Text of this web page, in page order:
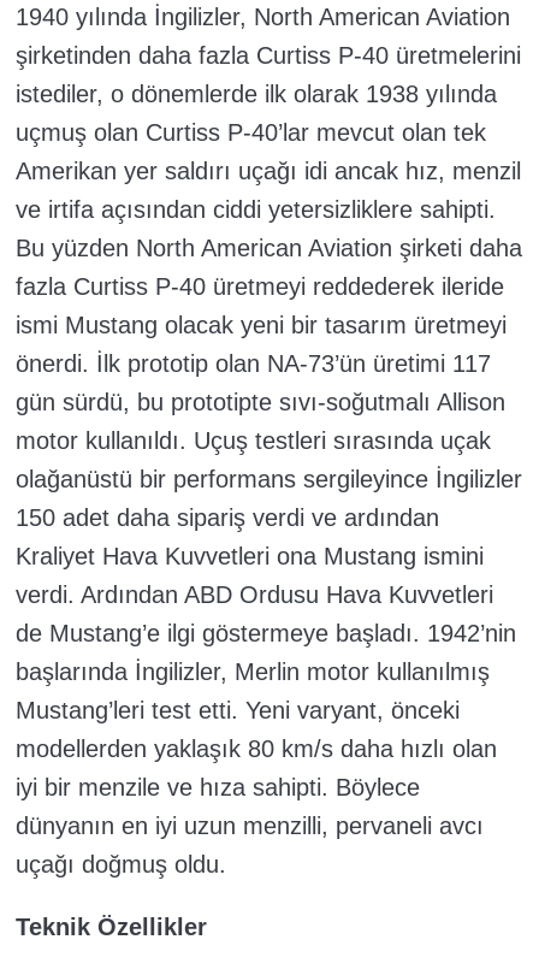
1940 yılında İngilizler, North American Aviation
şirketinden daha fazla Curtiss P-40 üretmelerini
istediler, o dönemlerde ilk olarak 1938 yılında
uçmuş olan Curtiss P-40’lar mevcut olan tek
Amerikan yer saldırı uçağı idi ancak hız, menzil
ve irtifa açısından ciddi yetersizliklere sahipti.
Bu yüzden North American Aviation şirketi daha
fazla Curtiss P-40 üretmeyi reddederek ileride
ismi Mustang olacak yeni bir tasarım üretmeyi
önerdi. İlk prototip olan NA-73’ün üretimi 117
gün sürdü, bu prototipte sıvı-soğutmalı Allison
motor kullanıldı. Uçuş testleri sırasında uçak
olağanüstü bir performans sergileyince İngilizler
150 adet daha sipariş verdi ve ardından
Kraliyet Hava Kuvvetleri ona Mustang ismini
verdi. Ardından ABD Ordusu Hava Kuvvetleri
de Mustang’e ilgi göstermeye başladı. 1942’nin
başlarında İngilizler, Merlin motor kullanılmış
Mustang’leri test etti. Yeni varyant, önceki
modellerden yaklaşık 80 km/s daha hızlı olan
iyi bir menzile ve hıza sahipti. Böylece
dünyanın en iyi uzun menzilli, pervaneli avcı
uçağı doğmuş oldu.
Teknik Özellikler